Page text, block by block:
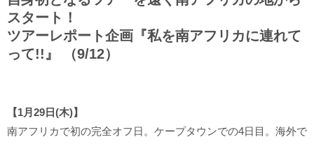
スタート！
ツアーレポート企画『私を南アフリカに連れて
って!!』 （9/12）
【1月29日(木)】
南アフリカで初の完全オフ日。ケープタウンでの4日目。海外で